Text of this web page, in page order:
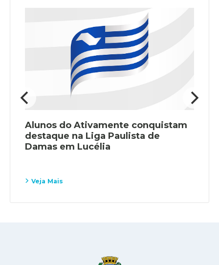
Alunos do Ativamente conquistam
destaque na Liga Paulista de
Damas em Lucélia
Veja Mais